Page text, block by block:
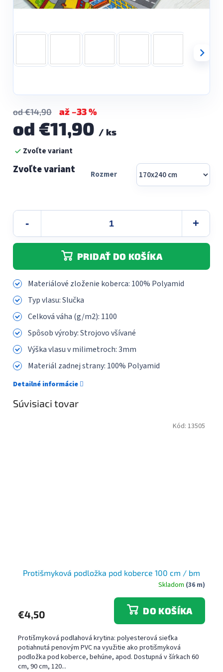
od €14,90 až –33 %
od €11,90 / ks
Jednotková
cena:Zvoľte variant
Rozmer
PRIDAŤ DO KOŠÍKA
Materiálové zloženie koberca: 100% Polyamid
Typ vlasu:Slučka
Celková váha (g/m2): 1100
Spôsob výroby:Strojovo všívané
Výška vlasu v milimetroch:3mm
Materiál zadnej strany: 100% Polyamid
Detailné informácie
Súvisiaci tovar
Protišmyková podložka pod koberce 100 cm / bm
Skladom (36 m)
€4,50 DO KOŠÍKA
Protišmyková podlahová krytina: polyesterová sieťka
potiahnutá penovým PVC na využitie ako protišmyková
podložka pod koberce, behúne, apod. Dostupná v šírkach 60
cm, 90 cm, 120...
Kód: 13505